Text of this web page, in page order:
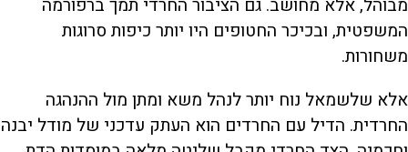
מבוהל, אלא מחושב. גם הציבור החרדי תמך ברפורמה
המשפטית, ובכיכר החטופים היו יותר כיפות סרוגות
משחורות.
אלא שלשמאל נוח יותר לנהל משא ומתן מול ההנהגה
החרדית. הדיל עם החרדים הוא העתק עדכני של מודל יבנה